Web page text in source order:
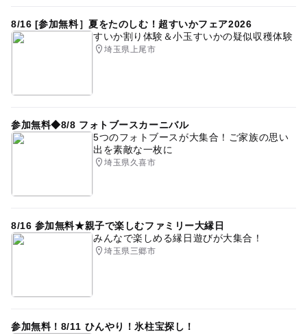
8/16 [参加無料］夏をたのしむ！超すいかフェア2026
すいか割り体験＆小玉すいかの疑似収穫体験
埼玉県上尾市
参加無料◆8/8 フォトブースカーニバル
5つのフォトブースが大集合！ご家族の思い
出を素敵な一枚に
埼玉県久喜市
8/16 参加無料★親子で楽しむファミリー大縁日
みんなで楽しめる縁日遊びが大集合！
埼玉県三郷市
参加無料！8/11 ひんやり！氷柱宝探し！